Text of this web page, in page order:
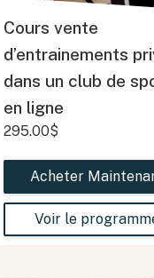
Cours vente
d’entrainements
dans un club de
en ligne
295.00$
Acheter
Voir le